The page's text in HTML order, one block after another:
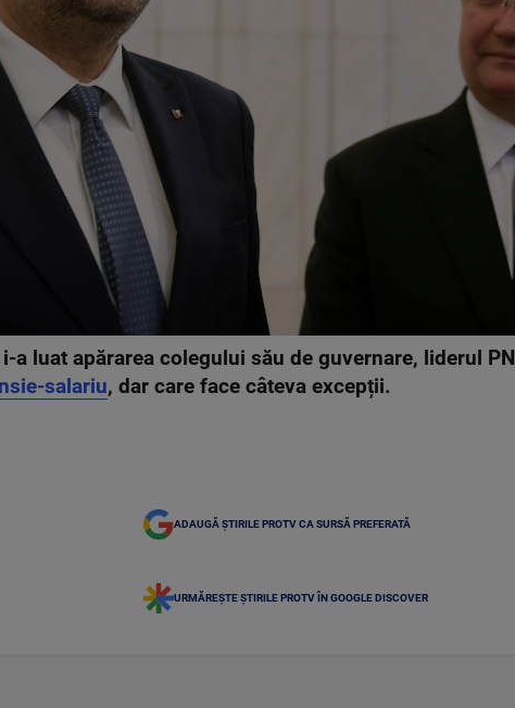
a luat apărarea colegului său de guvernare, liderul
salariu, dar care face câteva excepții.
ADAUGĂ ȘTIRILE PROTV CA SURSĂ PREFERATĂ
URMĂREȘTE ȘTIRILE PROTV ÎN GOOGLE DISCOVER